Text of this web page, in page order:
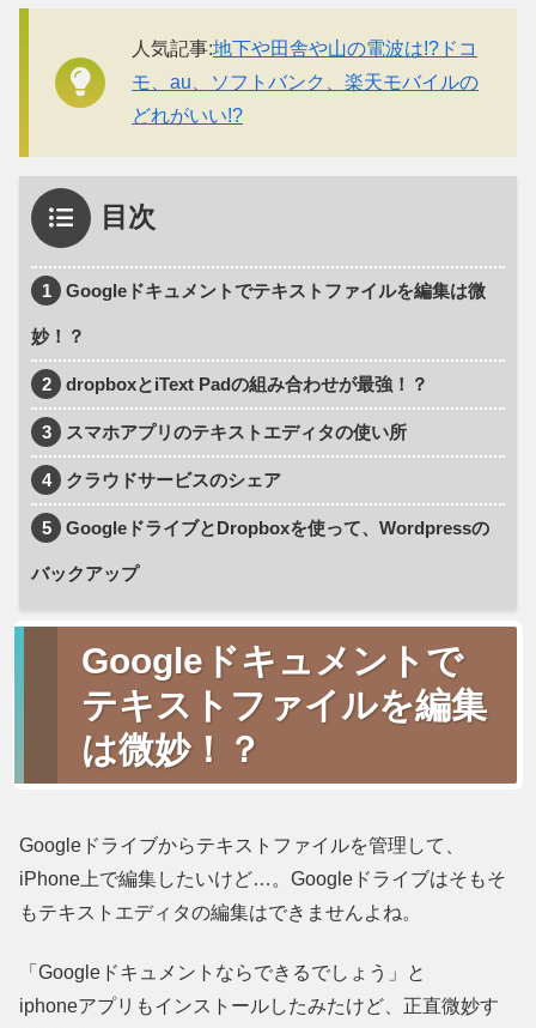
人気記事:地下や田舎や山の電波は!?ドコ
モ、au、ソフトバンク、楽天モバイルの
どれがいい!?
目次
1 Googleドキュメントでテキストファイルを編集は微
妙！？
2 dropboxとiText Padの組み合わせが最強！？
3 スマホアプリのテキストエディタの使い所
4 クラウドサービスのシェア
5 GoogleドライブとDropboxを使って、Wordpressの
バックアップ
Googleドキュメントで
テキストファイルを編集
は微妙！？
Googleドライブからテキストファイルを管理して、
iPhone上で編集したいけど…。Googleドライブはそもそ
もテキストエディタの編集はできませんよね。
「Googleドキュメントならできるでしょう」と
iphoneアプリもインストールしたみたけど、正直微妙す